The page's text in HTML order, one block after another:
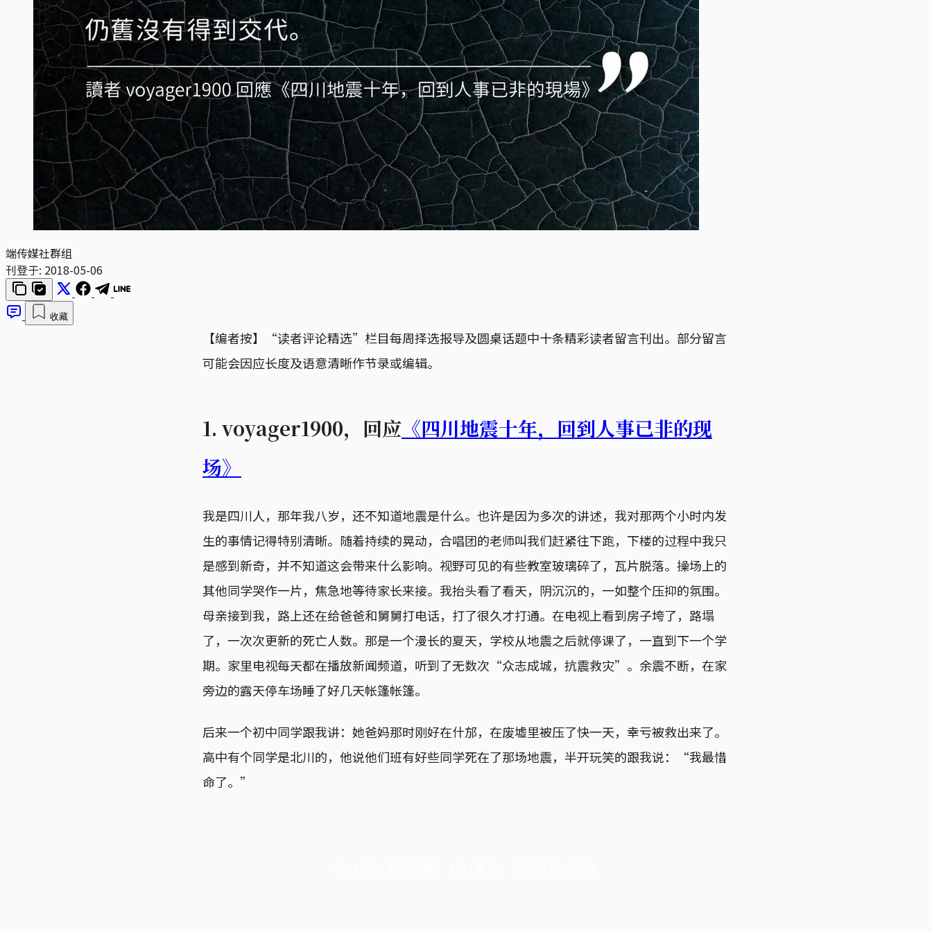
端传媒社群组
刊登于: 2018-05-06
收藏
【编者按】“读者评论精选”栏目每周择选报导及圆桌话题中十条精彩读者留言刊出。部分留言
可能会因应长度及语意清晰作节录或编辑。
1. voyager1900，回应 《四川地震十年，回到人事已非的现
场》
我是四川人，那年我八岁，还不知道地震是什么。也许是因为多次的讲述，我对那两个小时内发
生的事情记得特别清晰。随着持续的晃动，合唱团的老师叫我们赶紧往下跑，下楼的过程中我只
是感到新奇，并不知道这会带来什么影响。视野可见的有些教室玻璃碎了，瓦片脱落。操场上的
其他同学哭作一片，焦急地等待家长来接。我抬头看了看天，阴沉沉的，一如整个压抑的氛围。
母亲接到我，路上还在给爸爸和舅舅打电话，打了很久才打通。在电视上看到房子垮了，路塌
了，一次次更新的死亡人数。那是一个漫长的夏天，学校从地震之后就停课了，一直到下一个学
期。家里电视每天都在播放新闻频道，听到了无数次“众志成城，抗震救灾”。余震不断，在家
旁边的露天停车场睡了好几天帐篷帐篷。
后来一个初中同学跟我讲：她爸妈那时刚好在什邡，在废墟里被压了快一天，幸亏被救出来了。
高中有个同学是北川的，他说他们班有好些同学死在了那场地震，半开玩笑的跟我说：“我最惜
命了。”